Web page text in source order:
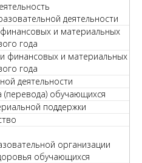
деятельности
и материальных
года
финансовых и материальных
года
деятельности
(перевода) обучающихся
поддержки
организации
обучающихся